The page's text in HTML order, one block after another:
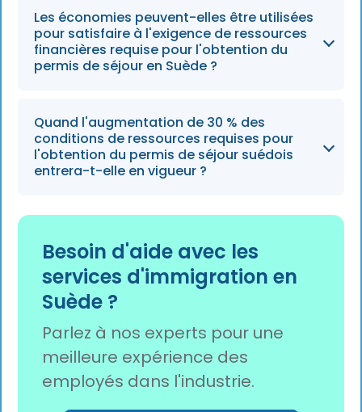
Pour répondre aux critères de logement de
2026, une famille composée de deux adultes
et de deux enfants a généralement besoin
d'un logement comprenant au moins deux
Les économies peuvent-elles être utilisées
pour satisfaire à l'exigence de ressources
financières requise pour l'obtention du
permis de séjour en Suède ?
Oui, la preuve de la possession d'actifs
imposables ou d'une épargne suffisante pour
subvenir aux besoins de la famille pendant
deux ans peut être présentée à la place de
Quand l'augmentation de 30 % des
conditions de ressources requises pour
l'obtention du permis de séjour suédois
entrera-t-elle en vigueur ?
La proposition du gouvernement visant à
augmenter les obligations d'entretien
d'environ 30 % devrait entrer en vigueur le 1er
janvier 2027, ce qui signifie que les taux actuels
s'appliqueront tout au long de l'année 2026.
Besoin d'aide avec les
services d'immigration en
Suède ?
Parlez à nos experts pour une
meilleure expérience des
employés dans l'industrie.